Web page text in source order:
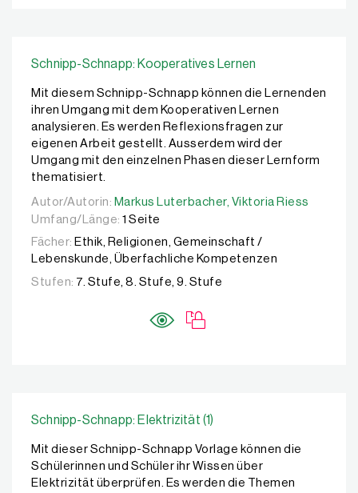
Schnipp-Schnapp: Kooperatives Lernen
Mit diesem Schnipp-Schnapp können die Lernenden
ihren Umgang mit dem Kooperativen Lernen
analysieren. Es werden Reflexionsfragen zur
eigenen Arbeit gestellt. Ausserdem wird der
Umgang mit den einzelnen Phasen dieser Lernform
thematisiert.
Autor/Autorin: Markus Luterbacher, Viktoria Riess
Autor/Autorin: Markus Luterbacher, Viktoria Riess
Umfang/Länge: 1 Seite
Fächer: Ethik, Religionen, Gemeinschaft /
Lebenskunde, Überfachliche Kompetenzen
Stufen: 7. Stufe, 8. Stufe, 9. Stufe
Schnipp-Schnapp: Elektrizität (1)
Mit dieser Schnipp-Schnapp Vorlage können die
Schülerinnen und Schüler ihr Wissen über
Elektrizität überprüfen. Es werden die Themen